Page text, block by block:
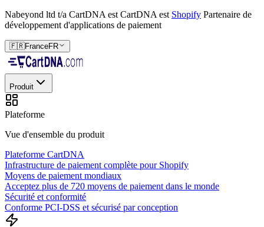
Nabeyond ltd t/a CartDNA est CartDNA est Shopify Partenaire de
développement d'applications de paiement
🇫🇷FranceFR
Produit
Plateforme
Vue d'ensemble du produit
Plateforme CartDNA
Infrastructure de paiement complète pour Shopify
Moyens de paiement mondiaux
Acceptez plus de 720 moyens de paiement dans le monde
Sécurité et conformité
Conforme PCI-DSS et sécurisé par conception